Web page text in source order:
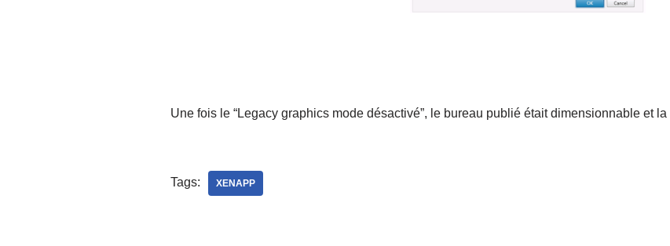
Une fois le “Legacy graphics mode désactivé”, le bureau publié était dimensionnable et
Tags: XENAPP